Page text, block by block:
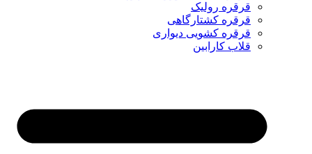
قرقره رولیک
قرقره کشتارگاهی
قرقره کشویی دیواری
قلاب کارابین